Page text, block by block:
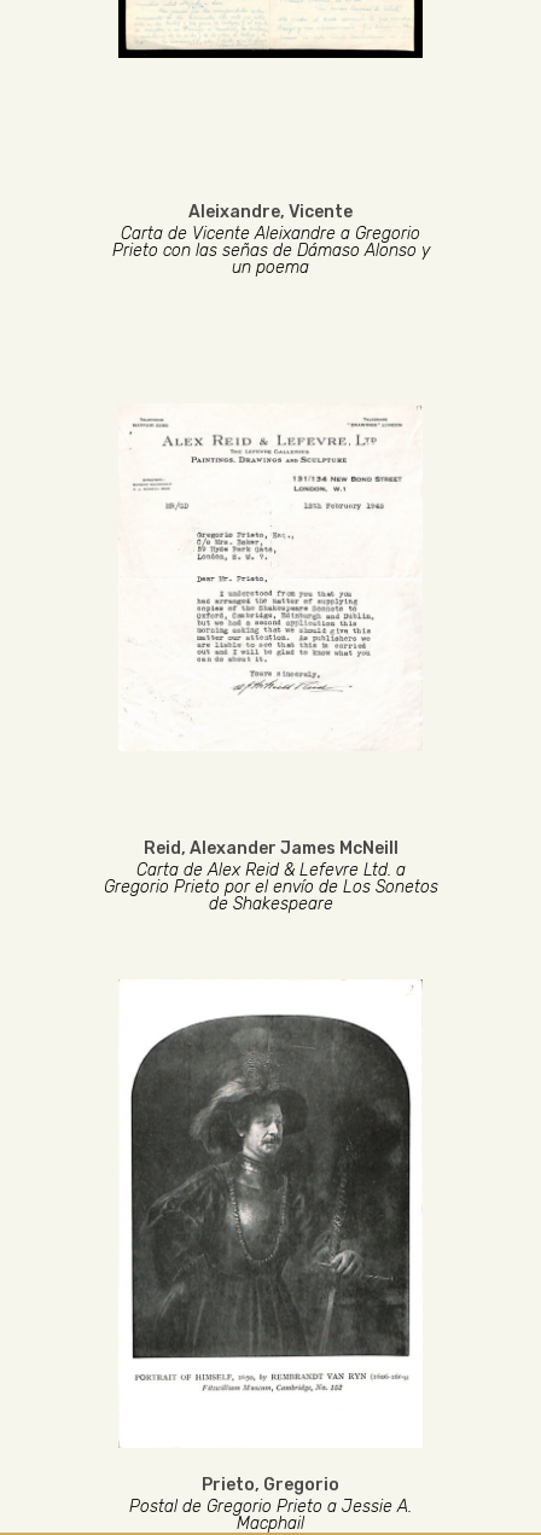
Aleixandre, Vicente
Carta de Vicente Aleixandre a Gregorio
Prieto con las señas de Dámaso Alonso y
un poema
Reid, Alexander James McNeill
Carta de Alex Reid & Lefevre Ltd. a
Gregorio Prieto por el envío de Los Sonetos
de Shakespeare
Prieto, Gregorio
Postal de Gregorio Prieto a Jessie A.
Macphail